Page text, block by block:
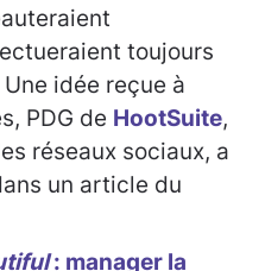
toujours
idée reçue à
PDG de HootSuite,
réseaux sociaux, a
un article du
: manager la